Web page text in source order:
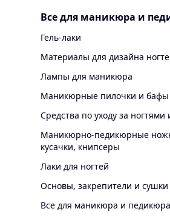
Все для маникюра и
Гель-лаки
Материалы для дизайна
Лампы для маникюра
Маникюрные пилочки и бафы
Средства по уходу за ногтями
Маникюрно-педикюрные
кусачки, книпсеры
Лаки для ногтей
Основы, закрепители и сушки
Все для маникюра и